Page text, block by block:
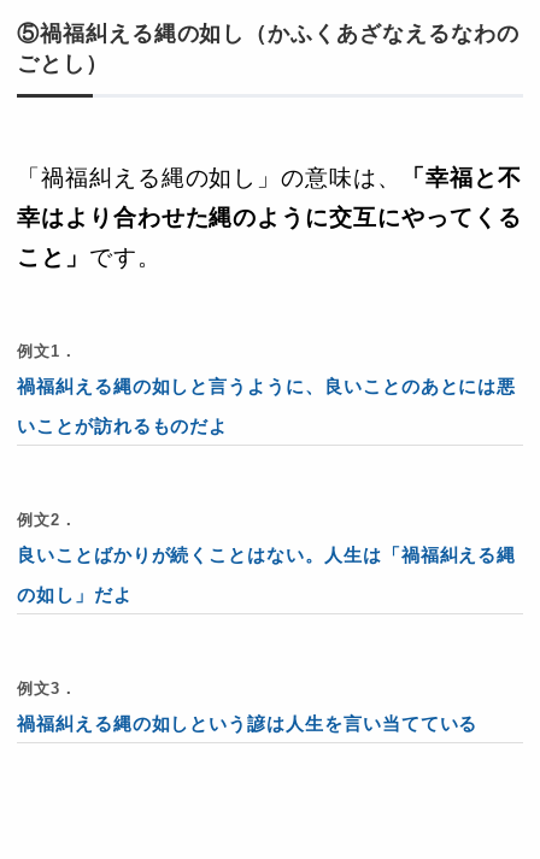
⑤禍福糾える縄の如し（かふくあざなえるなわの
ごとし）
「禍福糾える縄の如し」の意味は、
「幸福と不
幸はより合わせた縄のように交互にやってくる
こと」 です。
例文1．
禍福糾える縄の如しと言うように、良いことのあとには悪
いことが訪れるものだよ
例文2．
良いことばかりが続くことはない。人生は「禍福糾える縄
の如し」だよ
例文3．
禍福糾える縄の如しという諺は人生を言い当てている